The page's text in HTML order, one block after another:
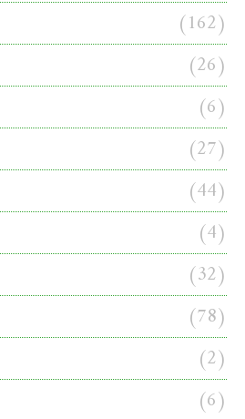
(162)
(26)
(6)
(27)
(44)
(4)
(32)
(78)
(2)
(6)